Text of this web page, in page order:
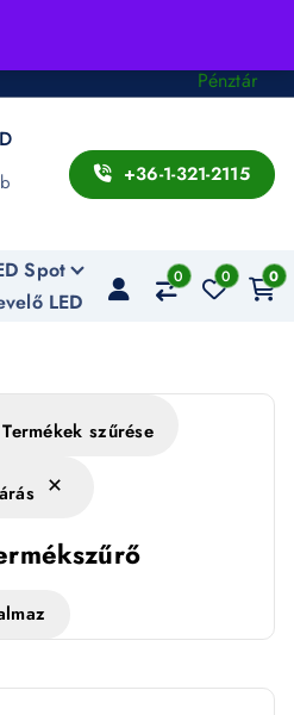
Pénztár
+36-1-321-2115
Spot
LED
0 0 0
Termékek szűrése